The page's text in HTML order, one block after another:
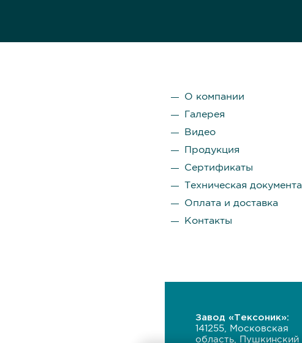
О компании
Галерея
Видео
Продукция
Сертификаты
Техническая
Оплата и доставка
Контакты
Завод «Тексоник»:
141255, Московская
область, Пушкинский